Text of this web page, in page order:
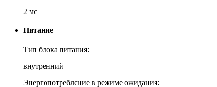
2 мс
Питание
Тип блока питания:
внутренний
Энергопотребление в режиме ожидания: